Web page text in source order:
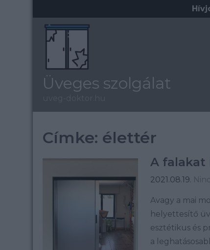
Üveges szolgálat
Címke: élettér
A falakat
2021.08.19.
Avagy a mai
helyettesítő
esztétikus és
a